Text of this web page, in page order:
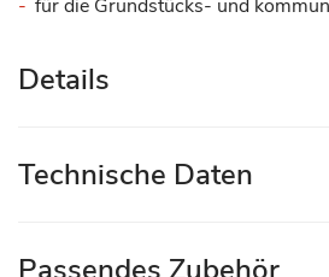
für die Grundstücks- und
Details
Technische Daten